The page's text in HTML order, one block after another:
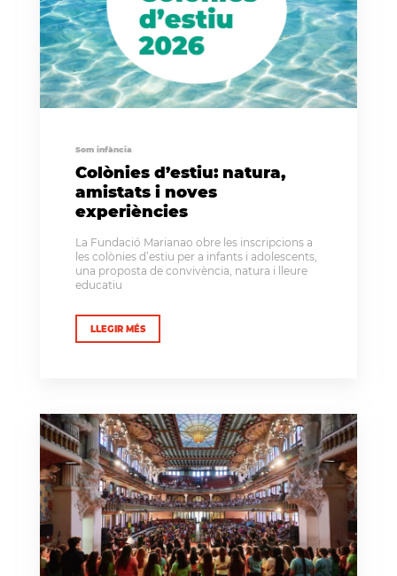
Som infància
Colònies d’estiu: natura,
amistats i noves
experiències
La Fundació Marianao obre les inscripcions a
les colònies d’estiu per a infants i adolescents,
una proposta de convivència, natura i lleure
educatiu
LLEGIR MÉS